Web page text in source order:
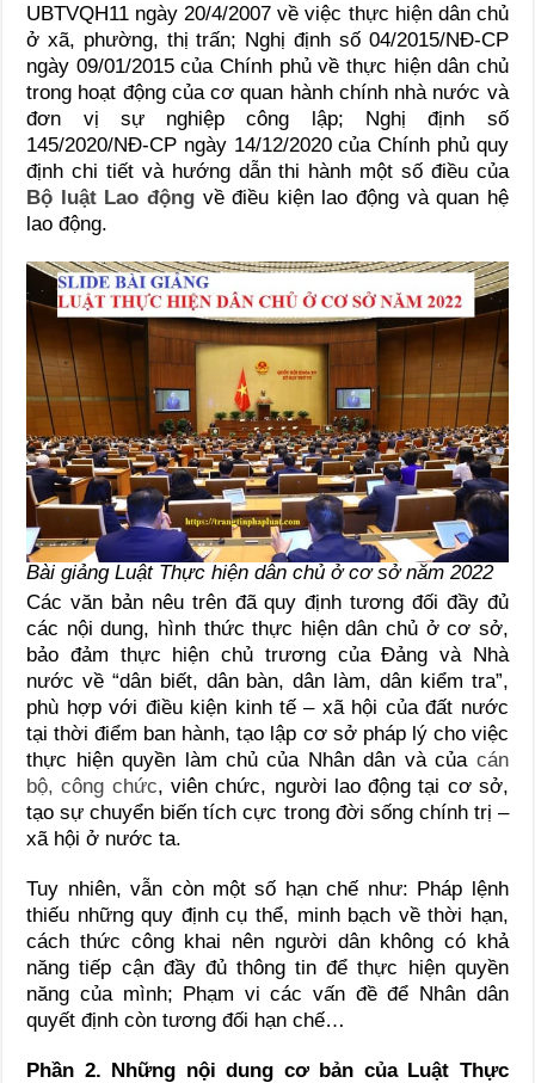
UBTVQH11 ngày 20/4/2007 về việc thực hiện dân chủ
ở xã, phường, thị trấn; Nghị định số 04/2015/NĐ-CP
ngày 09/01/2015 của Chính phủ về thực hiện dân chủ
trong hoạt động của cơ quan hành chính nhà nước và
đơn vị sự nghiệp công lập; Nghị định số
145/2020/NĐ-CP ngày 14/12/2020 của Chính phủ quy
định chi tiết và hướng dẫn thi hành một số điều của
Bộ luật Lao động về điều kiện lao động và quan hệ
lao động.
Bài giảng Luật Thực hiện dân chủ ở cơ sở năm 2022
Các văn bản nêu trên đã quy định tương đối đầy đủ
các nội dung, hình thức thực hiện dân chủ ở cơ sở,
bảo đảm thực hiện chủ trương của Đảng và Nhà
nước về “dân biết, dân bàn, dân làm, dân kiểm tra”,
phù hợp với điều kiện kinh tế – xã hội của đất nước
tại thời điểm ban hành, tạo lập cơ sở pháp lý cho việc
thực hiện quyền làm chủ của Nhân dân và của cán
bộ, công chức, viên chức, người lao động tại cơ sở,
tạo sự chuyển biến tích cực trong đời sống chính trị –
xã hội ở nước ta.
Tuy nhiên, vẫn còn một số hạn chế như: Pháp lệnh
thiếu những quy định cụ thể, minh bạch về thời hạn,
cách thức công khai nên người dân không có khả
năng tiếp cận đầy đủ thông tin để thực hiện quyền
năng của mình; Phạm vi các vấn đề để Nhân dân
quyết định còn tương đối hạn chế…
Phần 2. Những nội dung cơ bản của Luật Thực